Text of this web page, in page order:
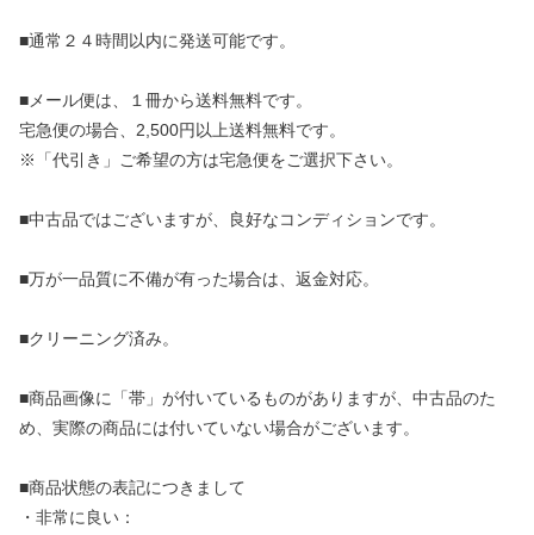
■通常２４時間以内に発送可能です。
■メール便は、１冊から送料無料です。
宅急便の場合、2,500円以上送料無料です。
※「代引き」ご希望の方は宅急便をご選択下さい。
■中古品ではございますが、良好なコンディションです。
■万が一品質に不備が有った場合は、返金対応。
■クリーニング済み。
■商品画像に「帯」が付いているものがありますが、中古品のた
め、実際の商品には付いていない場合がございます。
■商品状態の表記につきまして
・非常に良い：